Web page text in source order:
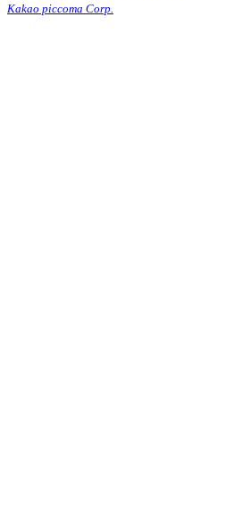
Kakao piccoma Corp.